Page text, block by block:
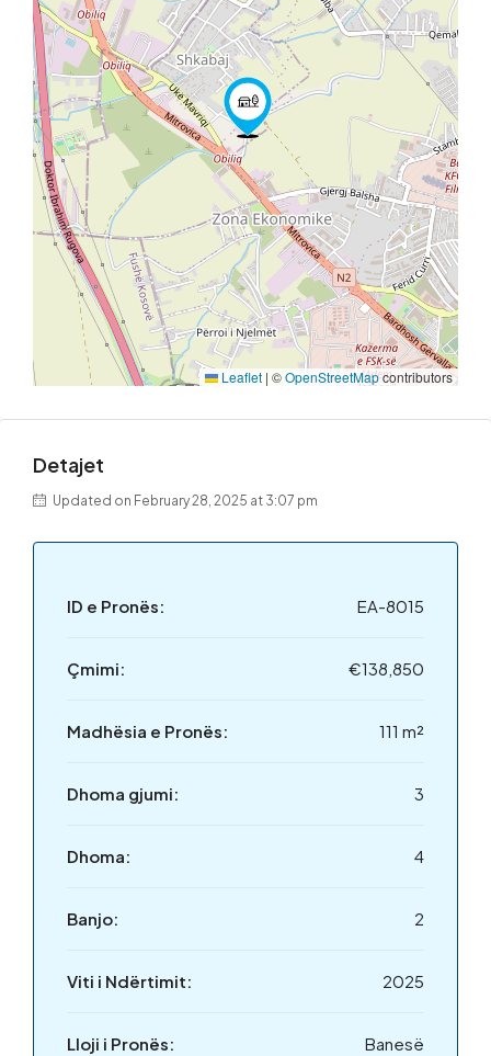
Leaflet | ©OpenStreetMapcontributors
Detajet
Updated on February 28, 2025 at 3:07 pm
ID e Pronës: EA-8015
Çmimi: €138,850
Madhësia e Pronës: 111 m²
Dhoma gjumi: 3
Dhoma: 4
Banjo: 2
Viti i Ndërtimit: 2025
Lloji i Pronës: Banesë